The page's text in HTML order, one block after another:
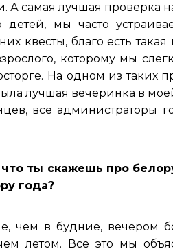
А самая лучшая проверка
детей, мы часто
квесты, благо есть
которому мы
На одном из таких
лучшая вечеринка в
все администраторы
ты скажешь про
года?
чем в будние, вечером
летом. Все это мы